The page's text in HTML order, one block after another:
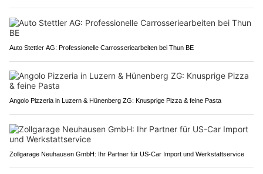
Auto Stettler AG: Professionelle Carrosseriearbeiten bei Thun BE
Angolo Pizzeria in Luzern & Hünenberg ZG: Knusprige Pizza & feine Pasta
Zollgarage Neuhausen GmbH: Ihr Partner für US-Car Import und Werkstattservice